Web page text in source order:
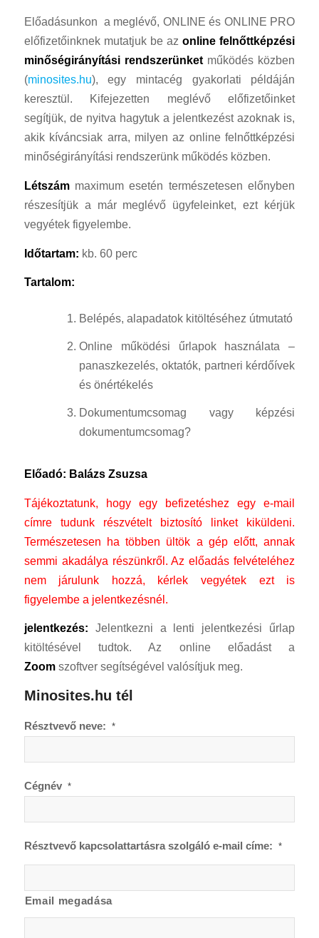
Előadásunkon a meglévő, ONLINE és ONLINE PRO
előfizetőinknek mutatjuk be azonline felnőttképzési
minőségirányítási rendszerünketműködés közben
(minosites.hu), egy mintacég gyakorlati példáján
keresztül. Kifejezetten meglévő előfizetőinket
segítjük, de nyitva hagytuk a jelentkezést azoknak is,
akik kíváncsiak arra, milyen az online felnőttképzési
minőségirányítási rendszerünk működés közben.
Létszámmaximum esetén természetesen előnyben
részesítjük a már meglévő ügyfeleinket, ezt kérjük
vegyétek figyelembe.
Időtartam: kb. 60 perc
Tartalom:
Belépés, alapadatok kitöltéséhez útmutató
Online működési űrlapok használata –
panaszkezelés, oktatók, partneri kérdőívek
és önértékelés
Dokumentumcsomag vagy képzési
dokumentumcsomag?
Előadó: Balázs Zsuzsa
Tájékoztatunk, hogy egy befizetéshez egy e-mail
címre tudunk részvételt biztosító linket kiküldeni.
Természetesen ha többen ültök a gép előtt, annak
semmi akadálya részünkről.Az előadás felvételéhez
nem járulunk hozzá, kérlek vegyétek ezt is
figyelembe a jelentkezésnél.
jelentkezés: Jelentkezni a lenti jelentkezési űrlap
kitöltésével tudtok. Az online előadást a
Zoomszoftver segítségével valósítjuk meg.
Minosites.hu tél
Résztvevő neve: *
Cégnév *
Résztvevő kapcsolattartásra szolgáló e-mail címe: *
Email megadása